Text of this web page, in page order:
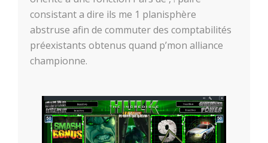
consistant a dire ils me 1 planisphère
abstruse afin de commuter des comptabilités
préexistants obtenus quand p’mon alliance
championne.